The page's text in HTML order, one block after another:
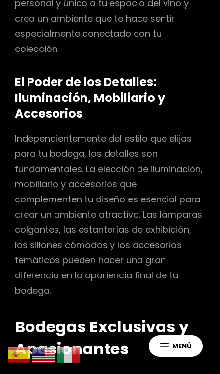
MENÚ
personal y único a tu espacio del vino y
crea un ambiente que te hace sentir
especialmente conectado con tu
colección.
El Poder de los Detalles:
Iluminación, Mobiliario y
Accesorios
Independientemente del estilo que elijas
para tu bodega, los detalles son
fundamentales. La elección de iluminación,
mobiliario y accesorios que
complementen tu diseño es esencial para
crear un ambiente atractivo. Las lámparas
colgantes, las estanterías de exhibición,
los sillones cómodos y los accesorios
temáticos pueden hacer una gran
diferencia en la apariencia final de tu
bodega.
Bodegas Exclusivas y
Apasionantes